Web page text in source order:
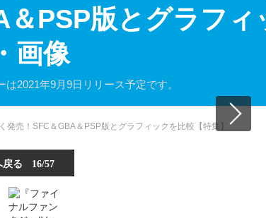
＆PSP版とグラフ
画像
2021年9月9日リリース予定です。
発売！SFC＆GBA＆PSP版とグラフィックを比較【特集】
戻る 16/57